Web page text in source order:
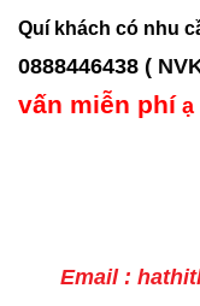
Quí khách có nhu
0888446438 (
vấn miễn phí ạ
Email :